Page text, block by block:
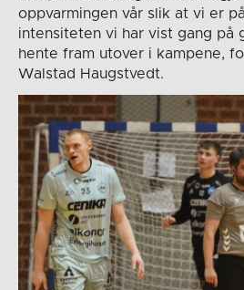
oppvarmingen vår slik at vi er
intensiteten vi har vist gang på
hente fram utover i kampene,
Walstad Haugstvedt.